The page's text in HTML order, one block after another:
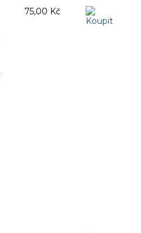
75,00 Kč